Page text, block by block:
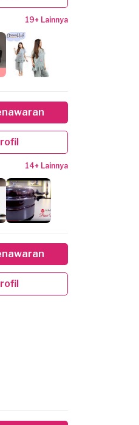
19+ Lainnya
14+ Lainnya